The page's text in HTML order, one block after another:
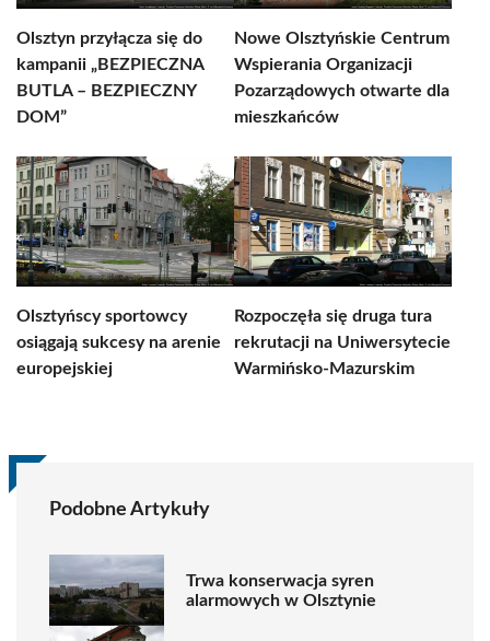
Olsztyn przyłącza się do
kampanii „BEZPIECZNA
BUTLA – BEZPIECZNY
DOM”
Nowe Olsztyńskie Centrum
Wspierania Organizacji
Pozarządowych otwarte dla
mieszkańców
Olsztyńscy sportowcy
osiągają sukcesy na arenie
europejskiej
Rozpoczęła się druga tura
rekrutacji na Uniwersytecie
Warmińsko-Mazurskim
Podobne Artykuły
Trwa konserwacja syren
alarmowych w Olsztynie